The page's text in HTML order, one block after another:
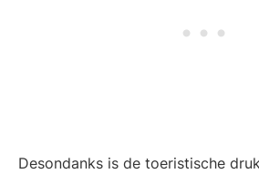
Desondanks is de toeristische